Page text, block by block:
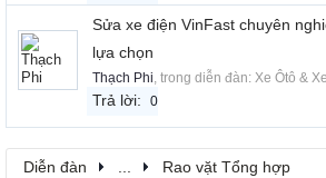
Sửa xe điện VinFast chuyên
lựa chọn
Thạch Phi, trong diễn đàn: Xe Ôtô &
Trả lời: 0
Diễn đàn ... Rao vặt Tổng hợp